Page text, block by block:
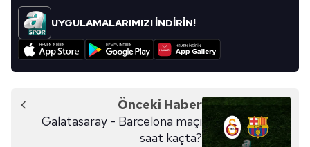
UYGULAMALARIMIZI İNDİRİN!
Önceki Haber
Galatasaray - Barcelona maçı
saat kaçta?